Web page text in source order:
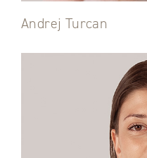
Andrej Turcan